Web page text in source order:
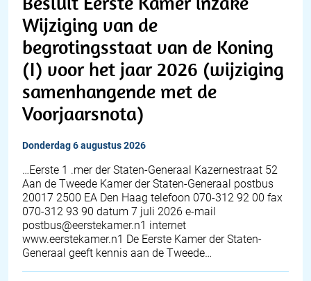
Wijziging van de
begrotingsstaat van de Koning
(I) voor het jaar 2026 (wijziging
samenhangende met de
Voorjaarsnota)
donderdag 6 augustus 2026
…Eerste 1 .mer der Staten-Generaal Kazernestraat 52
Aan de Tweede Kamer der Staten-Generaal postbus
20017 2500 EA Den Haag telefoon 070-312 92 00 fax
070-312 93 90 datum 7 juli 2026 e-mail
postbus@eerstekamer.n1 internet
www.eerstekamer.n1 De Eerste Kamer der Staten-
Generaal geeft kennis aan de Tweede…